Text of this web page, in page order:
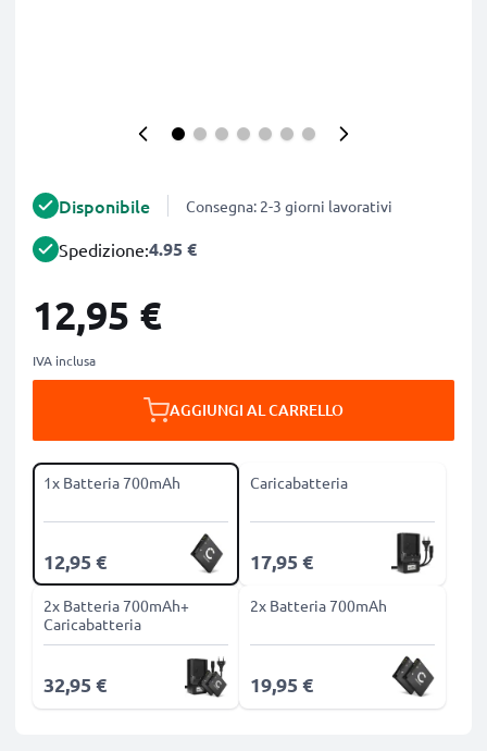
Disponibile Consegna: 2-3 giorni lavorativi
Spedizione:4.95 €
12,95 €
IVA inclusa
AGGIUNGI AL CARRELLO
1x Batteria 700mAh
12,95 €
Caricabatteria
17,95 €
2x Batteria 700mAh+
Caricabatteria
32,95 €
2x Batteria 700mAh
19,95 €